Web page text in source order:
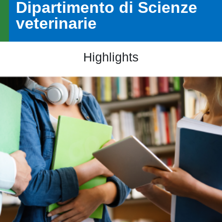
Dipartimento di Scienze
veterinarie
Highlights
Immagine